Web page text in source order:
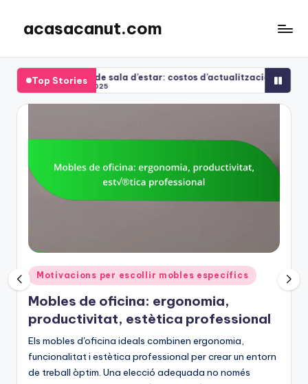
content
acasacanut.com
Top Stories
de sala d’estar: costos d’actualització, combinació d’estils,
23/11/2025
Posted
in
Motivacions per escollir mobles específics
Mobles de oficina: ergonomia,
productivitat, estètica professional
Els mobles d'oficina ideals combinen ergonomia,
funcionalitat i estètica professional per crear un entorn
de treball òptim. Una elecció adequada no només